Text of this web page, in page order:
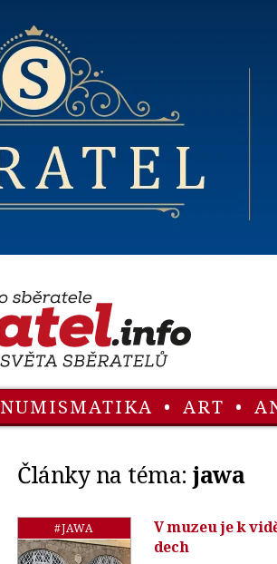
NUMISMATIKA • ART •
Články na téma: jawa
#JAWA
V muzeu je k
dech